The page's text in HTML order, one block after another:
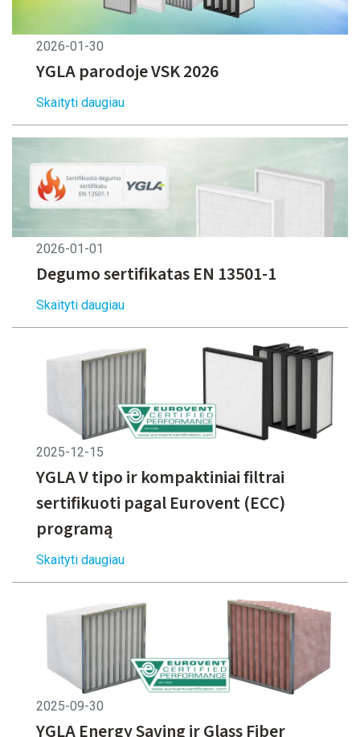
-Difuzoriai
Filtrinės medžiagos
2026-01-30
YGLA parodoje VSK 2026
Skaityti daugiau
2026-01-01
Degumo sertifikatas EN 13501-1
Skaityti daugiau
2025-12-15
YGLA V tipo ir kompaktiniai filtrai
sertifikuoti pagal Eurovent (ECC)
programą
Skaityti daugiau
2025-09-30
YGLA Energy Saving ir Glass Fiber